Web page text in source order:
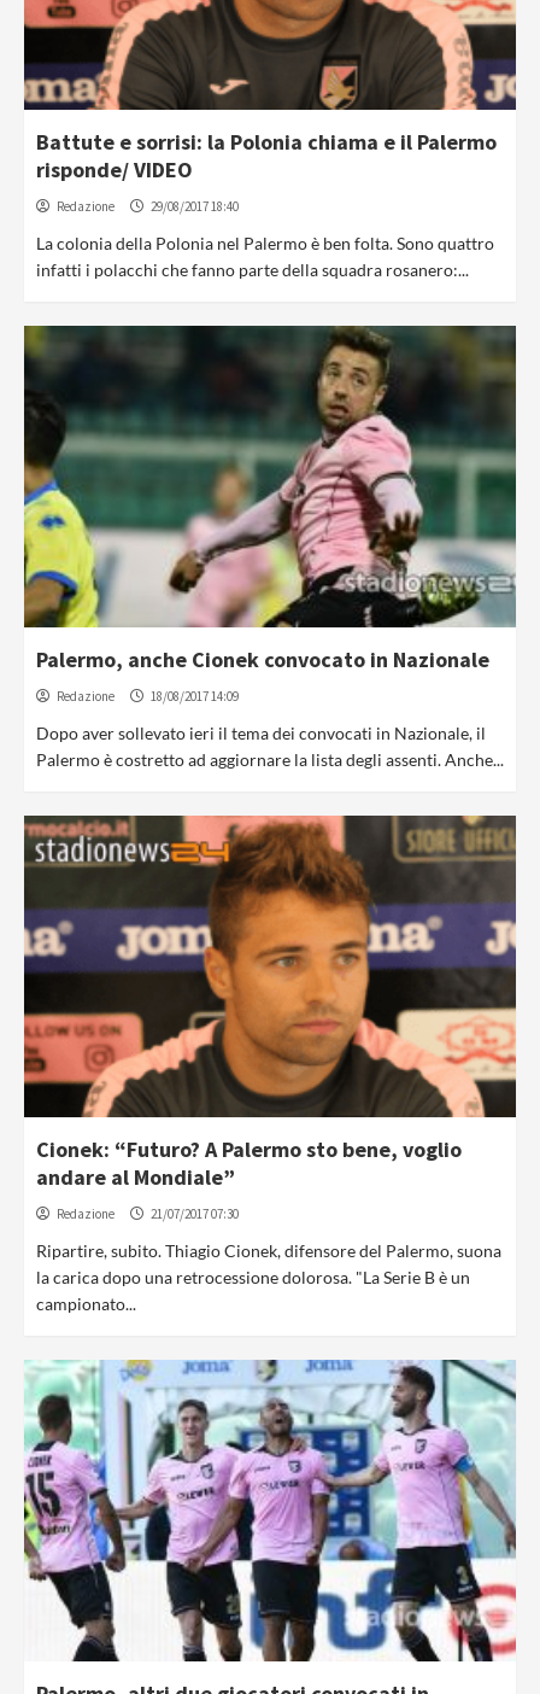
Battute e sorrisi: la Polonia chiama e il Palermo
risponde/ VIDEO
Redazione 29/08/2017 18:40
La colonia della Polonia nel Palermo è ben folta. Sono quattro
infatti i polacchi che fanno parte della squadra rosanero:...
Palermo, anche Cionek convocato in Nazionale
Redazione 18/08/2017 14:09
Dopo aver sollevato ieri il tema dei convocati in Nazionale, il
Palermo è costretto ad aggiornare la lista degli assenti. Anche...
Cionek: “Futuro? A Palermo sto bene, voglio
andare al Mondiale”
Redazione 21/07/2017 07:30
Ripartire, subito. Thiagio Cionek, difensore del Palermo, suona
la carica dopo una retrocessione dolorosa. "La Serie B è un
campionato...